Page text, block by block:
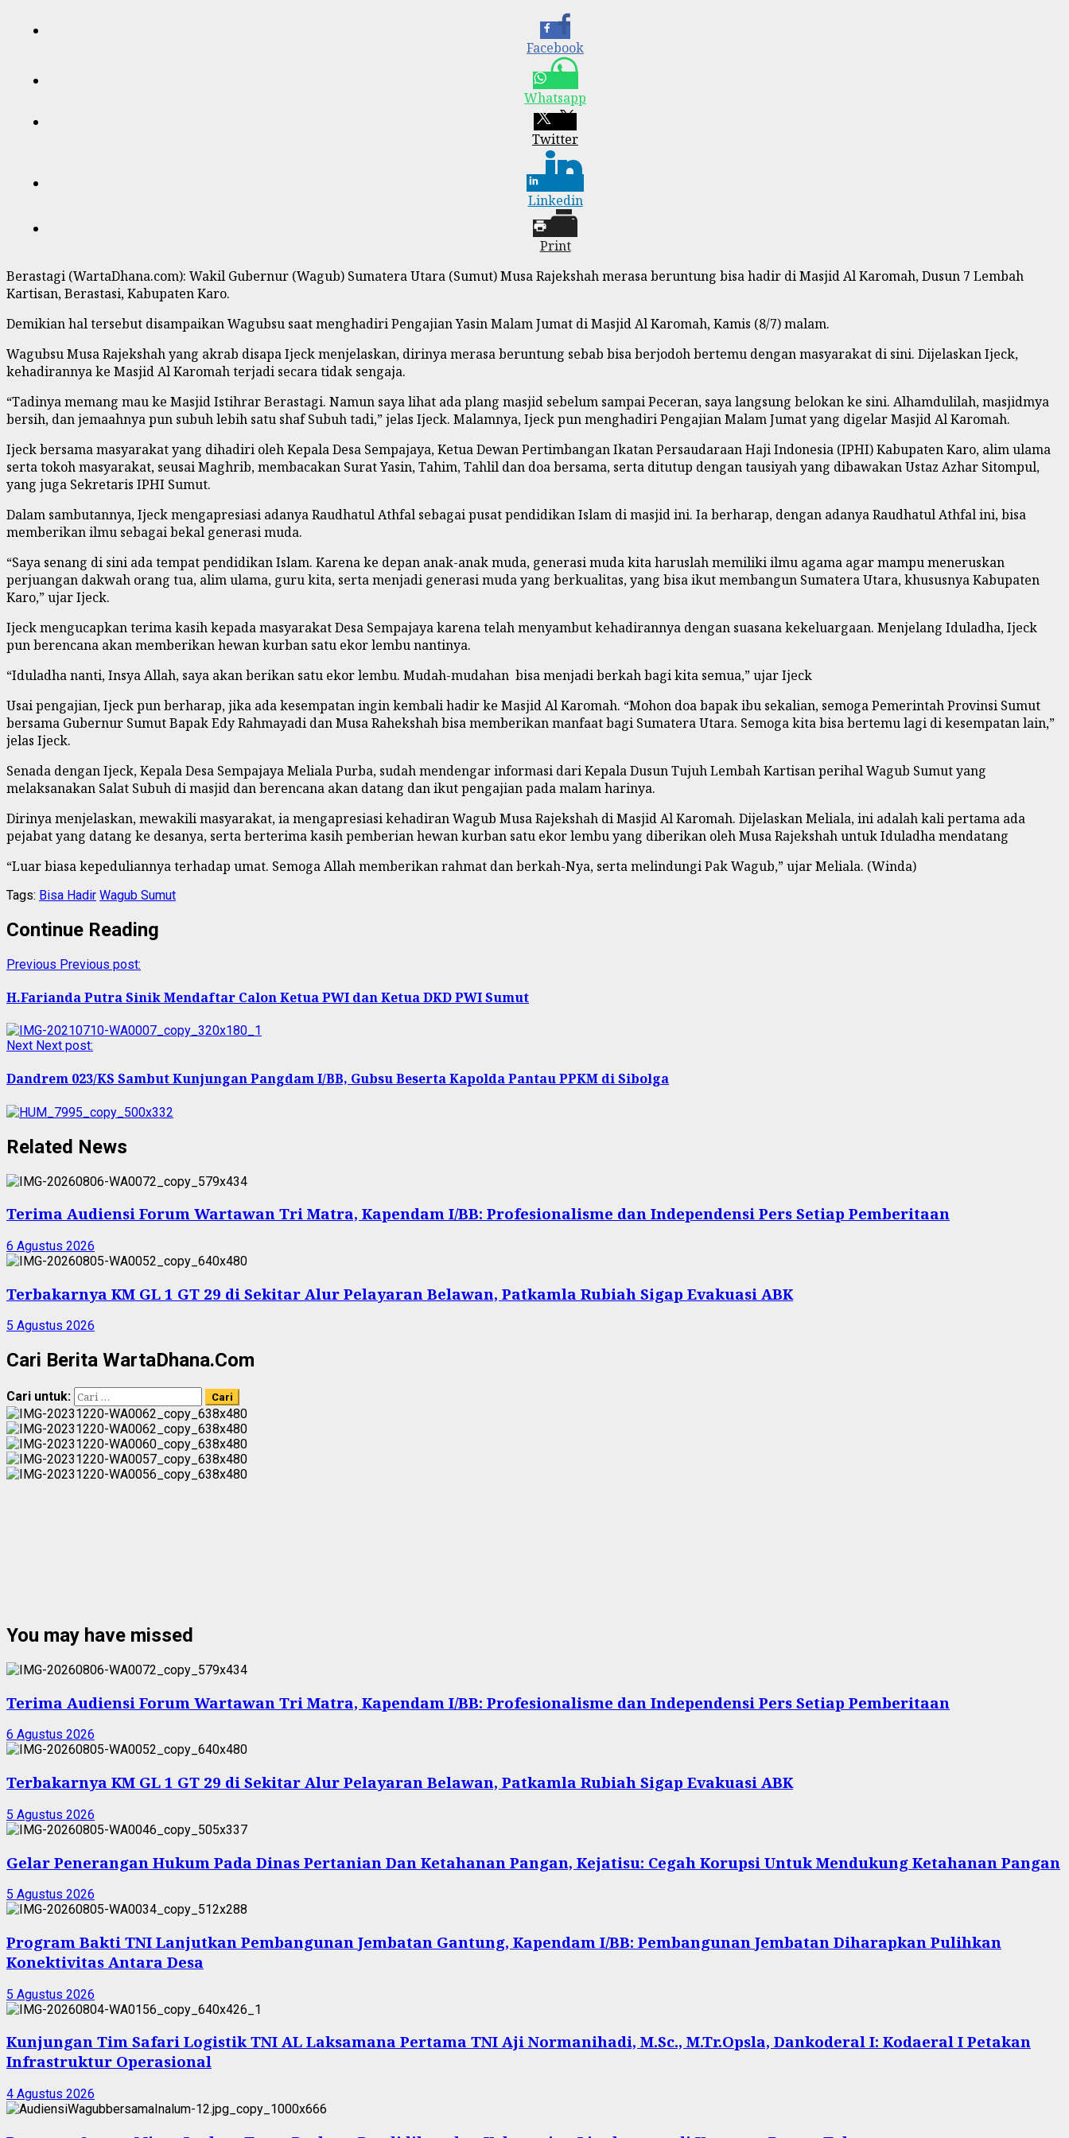
Facebook
Whatsapp
Twitter
Linkedin
Print
Berastagi (WartaDhana.com): Wakil Gubernur (Wagub) Sumatera Utara (Sumut) Musa Rajekshah merasa beruntung bisa hadir di Masjid Al Karomah, Dusun 7 Lembah
Kartisan, Berastasi, Kabupaten Karo.
Demikian hal tersebut disampaikan Wagubsu saat menghadiri Pengajian Yasin Malam Jumat di Masjid Al Karomah, Kamis (8/7) malam.
Wagubsu Musa Rajekshah yang akrab disapa Ijeck menjelaskan, dirinya merasa beruntung sebab bisa berjodoh bertemu dengan masyarakat di sini. Dijelaskan Ijeck,
kehadirannya ke Masjid Al Karomah terjadi secara tidak sengaja.
“Tadinya memang mau ke Masjid Istihrar Berastagi. Namun saya lihat ada plang masjid sebelum sampai Peceran, saya langsung belokan ke sini. Alhamdulilah, masjidmya
bersih, dan jemaahnya pun subuh lebih satu shaf Subuh tadi,” jelas Ijeck. Malamnya, Ijeck pun menghadiri Pengajian Malam Jumat yang digelar Masjid Al Karomah.
Ijeck bersama masyarakat yang dihadiri oleh Kepala Desa Sempajaya, Ketua Dewan Pertimbangan Ikatan Persaudaraan Haji Indonesia (IPHI) Kabupaten Karo, alim ulama
serta tokoh masyarakat, seusai Maghrib, membacakan Surat Yasin, Tahim, Tahlil dan doa bersama, serta ditutup dengan tausiyah yang dibawakan Ustaz Azhar Sitompul,
yang juga Sekretaris IPHI Sumut.
Dalam sambutannya, Ijeck mengapresiasi adanya Raudhatul Athfal sebagai pusat pendidikan Islam di masjid ini. Ia berharap, dengan adanya Raudhatul Athfal ini, bisa
memberikan ilmu sebagai bekal generasi muda.
“Saya senang di sini ada tempat pendidikan Islam. Karena ke depan anak-anak muda, generasi muda kita haruslah memiliki ilmu agama agar mampu meneruskan
perjuangan dakwah orang tua, alim ulama, guru kita, serta menjadi generasi muda yang berkualitas, yang bisa ikut membangun Sumatera Utara, khususnya Kabupaten
Karo,” ujar Ijeck.
Ijeck mengucapkan terima kasih kepada masyarakat Desa Sempajaya karena telah menyambut kehadirannya dengan suasana kekeluargaan. Menjelang Iduladha, Ijeck
pun berencana akan memberikan hewan kurban satu ekor lembu nantinya.
“Iduladha nanti, Insya Allah, saya akan berikan satu ekor lembu. Mudah-mudahan bisa menjadi berkah bagi kita semua,” ujar Ijeck
Usai pengajian, Ijeck pun berharap, jika ada kesempatan ingin kembali hadir ke Masjid Al Karomah. “Mohon doa bapak ibu sekalian, semoga Pemerintah Provinsi Sumut
bersama Gubernur Sumut Bapak Edy Rahmayadi dan Musa Rahekshah bisa memberikan manfaat bagi Sumatera Utara. Semoga kita bisa bertemu lagi di kesempatan lain,”
jelas Ijeck.
Senada dengan Ijeck, Kepala Desa Sempajaya Meliala Purba, sudah mendengar informasi dari Kepala Dusun Tujuh Lembah Kartisan perihal Wagub Sumut yang
melaksanakan Salat Subuh di masjid dan berencana akan datang dan ikut pengajian pada malam harinya.
Dirinya menjelaskan, mewakili masyarakat, ia mengapresiasi kehadiran Wagub Musa Rajekshah di Masjid Al Karomah. Dijelaskan Meliala, ini adalah kali pertama ada
pejabat yang datang ke desanya, serta berterima kasih pemberian hewan kurban satu ekor lembu yang diberikan oleh Musa Rajekshah untuk Iduladha mendatang
“Luar biasa kepeduliannya terhadap umat. Semoga Allah memberikan rahmat dan berkah-Nya, serta melindungi Pak Wagub,” ujar Meliala. (Winda)
Tags: Bisa Hadir Wagub Sumut
Continue Reading
Previous Previous post:
H.Farianda Putra Sinik Mendaftar Calon Ketua PWI dan Ketua DKD PWI Sumut
Next Next post:
Dandrem 023/KS Sambut Kunjungan Pangdam I/BB, Gubsu Beserta Kapolda Pantau PPKM di Sibolga
Related News
Terima Audiensi Forum Wartawan Tri Matra, Kapendam I/BB: Profesionalisme dan Independensi Pers Setiap Pemberitaan
6 Agustus 2026
Terbakarnya KM GL 1 GT 29 di Sekitar Alur Pelayaran Belawan, Patkamla Rubiah Sigap Evakuasi ABK
5 Agustus 2026
Cari Berita WartaDhana.Com
Cari untuk:
You may have missed
Terima Audiensi Forum Wartawan Tri Matra, Kapendam I/BB: Profesionalisme dan Independensi Pers Setiap Pemberitaan
6 Agustus 2026
Terbakarnya KM GL 1 GT 29 di Sekitar Alur Pelayaran Belawan, Patkamla Rubiah Sigap Evakuasi ABK
5 Agustus 2026
Gelar Penerangan Hukum Pada Dinas Pertanian Dan Ketahanan Pangan, Kejatisu: Cegah Korupsi Untuk Mendukung Ketahanan Pangan
5 Agustus 2026
Program Bakti TNI Lanjutkan Pembangunan Jembatan Gantung, Kapendam I/BB: Pembangunan Jembatan Diharapkan Pulihkan
Konektivitas Antara Desa
5 Agustus 2026
Kunjungan Tim Safari Logistik TNI AL Laksamana Pertama TNI Aji Normanihadi, M.Sc., M.Tr.Opsla, Dankoderal I: Kodaeral I Petakan
Infrastruktur Operasional
4 Agustus 2026